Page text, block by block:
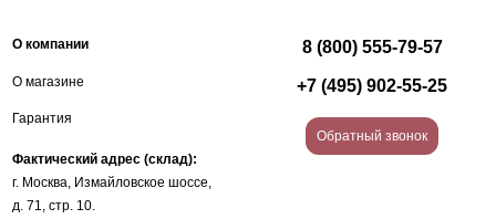
О компании
О магазине
Гарантия
Фактический адрес (склад):
г. Москва, Измайловское шоссе,
д. 71, стр. 10.
8 (800) 555-79-57
+7 (495) 902-55-25
Обратный звонок